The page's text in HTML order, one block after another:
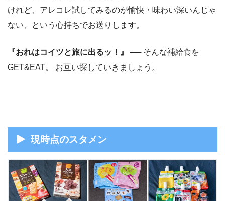
けれど、アレコレ試してみるのが愉快・味わい深いんじゃ
ない、という心持ちでお送りします。
『おれはコイツと旅に出るッ！』 ── そんな補給食を
GET&EAT。 お互い探していきましょう。
現時点のスタメン